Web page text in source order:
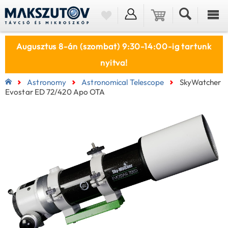
Augusztus 8-án (szombat) 9:30-14:00-ig tartunk
nyitva!
Astronomy Astronomical Telescope
SkyWatcher
Evostar ED 72/420 Apo OTA